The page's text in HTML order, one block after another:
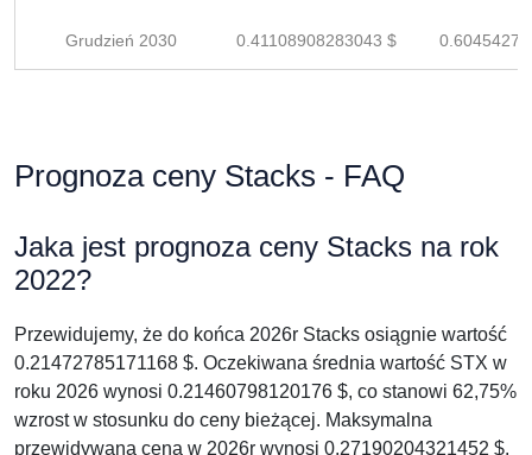
Grudzień 2030 0.41108908283043 $
Prognoza ceny Stacks - FAQ
Jaka jest prognoza ceny Stacks na rok
2022?
Przewidujemy, że do końca 2026r Stacks osiągnie wartość
0.21472785171168 $. Oczekiwana średnia wartość STX w
roku 2026 wynosi 0.21460798120176 $, co stanowi 62,75%
wzrost w stosunku do ceny bieżącej. Maksymalna
przewidywana cena w 2026r wynosi 0.27190204321452 $.